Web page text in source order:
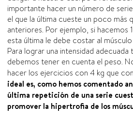
importante hacer un número de
el que la última cueste un poco más
anteriores. Por ejemplo, si hacemos
esta última le debe costar al músculo
Para lograr una intensidad adecuada
debemos tener en cuenta el peso.
hacer los ejercicios con 4 kg que
ideal es, como hemos comentado
última repetición de una serie
promover la hipertrofia de los